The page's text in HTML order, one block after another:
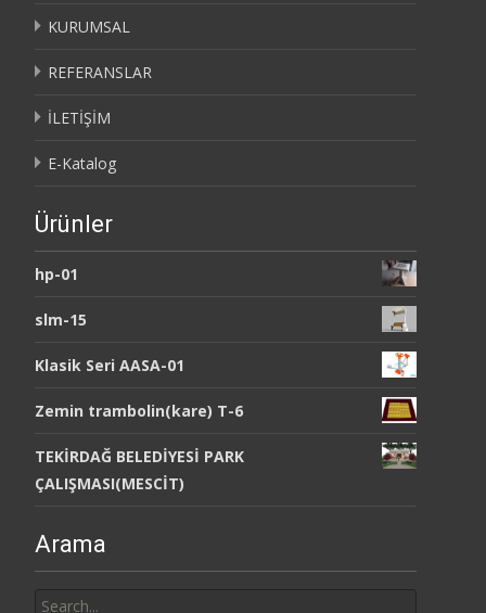
KURUMSAL
REFERANSLAR
İLETİŞİM
E-Katalog
Ürünler
hp-01
slm-15
Klasik Seri AASA-01
Zemin trambolin(kare) T-6
TEKİRDAĞ BELEDİYESİ PARK
ÇALIŞMASI(MESCİT)
Arama